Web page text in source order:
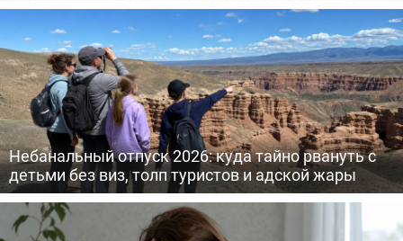
Небанальный отпуск 2026: куда тайно рвануть с
детьми без виз, толп туристов и адской жары